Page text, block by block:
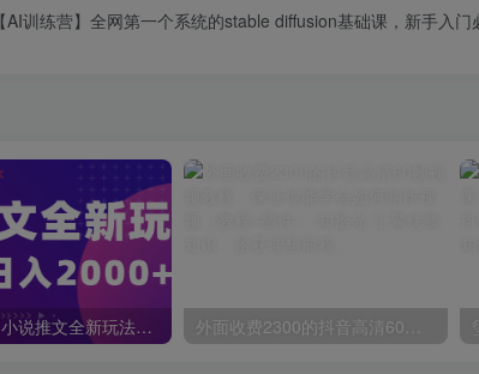
【AI训练营】全网第一个系统的stable diffusion基础课，新手入门
10432期）小说推文全新玩法，5分钟一条原创视频，结合中视频bilibili赚多份收益 外面收费2300的抖音高清60帧视频教程，保证你能学会如何制作视频（教程+插件）